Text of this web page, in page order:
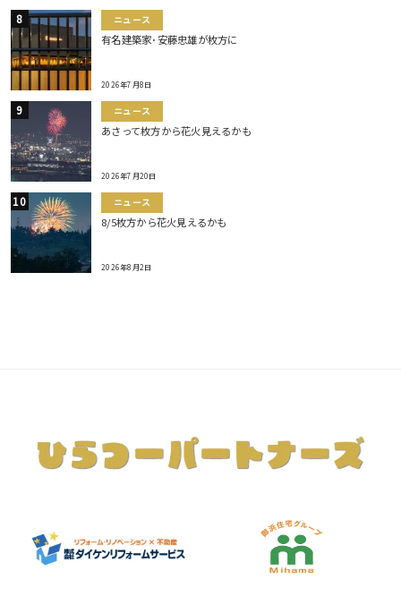
ニュース
有名建築家･安藤忠雄が枚方に
2026年7月8日
ニュース
あさって枚方から花火見えるかも
2026年7月20日
ニュース
8/5枚方から花火見えるかも
2026年8月2日